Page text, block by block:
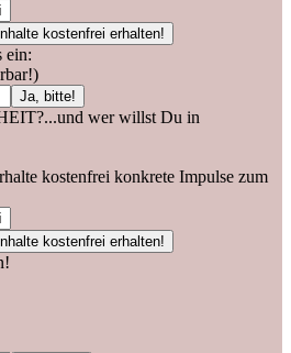
ein:
wer willst Du in
kostenfrei konkrete Impulse zum